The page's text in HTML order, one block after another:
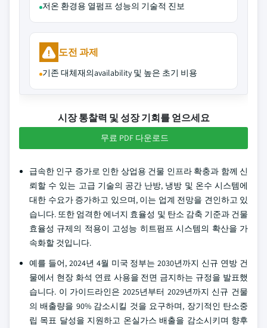
저온 환경용 열펌프 성능의 기술적 진보
도전 과제
기존 대체재의availability 및 높은 초기 비용
시장 통찰력 및 성장 기회를 얻으세요
무료 PDF 다운로드
급속한 인구 증가로 인한 상업용 건물 인프라 확충과 함께 신
뢰할 수 있는 고급 기술의 공간 난방, 냉방 및 온수 시스템에
대한 수요가 증가하고 있으며, 이는 업계 전망을 견인하고 있
습니다. 또한 엄격한 에너지 효율성 및 탄소 감축 기준과 건물
효율성 규제의 적용이 고성능 히트펌프 시스템의 확산을 가
속화할 것입니다.
예를 들어, 2024년 4월 미국 정부는 2030년까지 신규 연방 건
물에서 현장 화석 연료 사용을 전면 금지하는 규정을 발표했
습니다. 이 가이드라인은 2025년부터 2029년까지 신규 건물
의 배출량을 90% 감소시킬 것을 요구하며, 장기적인 탄소중
립 목표 달성을 지원하고 온실가스 배출을 감소시키며 향후